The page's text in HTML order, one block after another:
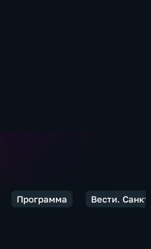
Программа Вести.